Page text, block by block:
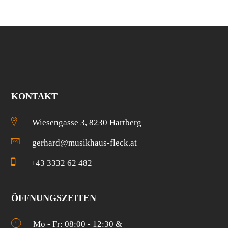
KONTAKT
Wiesengasse 3, 8230 Hartberg
gerhard@musikhaus-fleck.at
+43 3332 62 482
ÖFFNUNGSZEITEN
Mo - Fr: 08:00 - 12:30 &